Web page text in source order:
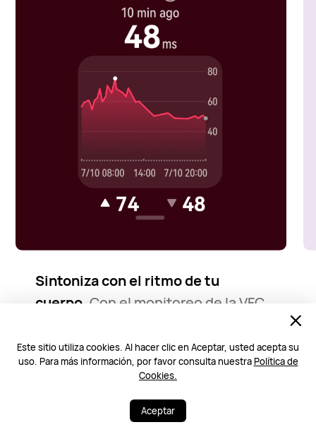
Este sitio utiliza cookies. Al hacer clic en Aceptar, usted acepta su
uso. Para más información, por favor consulta nuestraPolítica de
Cookies.
Aceptar
Sintoniza con el ritmo de tu
cuerpo. Con el monitoreo de la VFC
semana,1conocerás mejor la
resistencia de tu cuerpo y tu
podrás tomarte descansos cuando